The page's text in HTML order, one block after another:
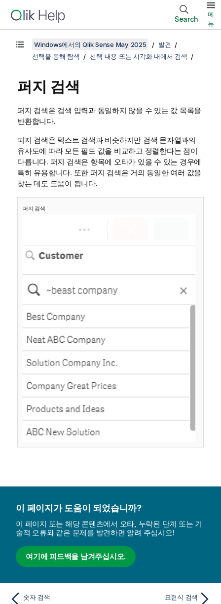
Search
메
뉴
Windows에서의 Qlik Sense May 2025
발견
선택을 통해 탐색
선택 내용 또는 시각화 내에서 검색
퍼지 검색
퍼지 검색은 검색 입력과 동일하지 않을 수 있는 값 목록을
반환합니다.
퍼지 검색은 텍스트 검색과 비슷하지만 검색 문자열과의
유사도에 따라 모든 필드 값을 비교하고 정렬한다는 점이
다릅니다. 퍼지 검색은 항목에 오타가 있을 수 있는 경우에
특히 유용합니다. 또한 퍼지 검색은 거의 동일한 여러 값을
찾는 데도 도움이 됩니다.
퍼지 검색
이 페이지가 도움이 되었습니까?
이 페이지 또는 해당 콘텐츠에서 오타, 누락된 단계 또는 기
술적 오류와 같은 문제를 발견하면 알려 주십시오!
여기에 피드백을 남겨주십시오.
숫자 검색 표현식 검색